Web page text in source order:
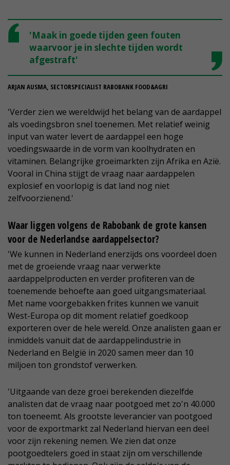
'Maak in goede tijden geen fouten
waarvoor je in slechte tijden wordt
afgestraft'
ARJAN AUSMA, SECTORSPECIALIST RABOBANK FOOD&AGRI
'Verder zien we wereldwijd het belang van de aardappel
als voedingsbron snel toenemen. Met relatief weinig
input van water levert de aardappel een hoge
voedingswaarde in de vorm van koolhydraten en
vitaminen. Belangrijke groeimarkten zijn Afrika en Azië.
Vooral in China stijgt de vraag naar aardappelen
explosief en voorlopig is dat land nog niet
zelfvoorzienend.'
Waar liggen volgens de Rabobank de grote kansen
voor de Nederlandse aardappelsector?
'We kunnen in Nederland enerzijds ons voordeel doen
met de groeiende vraag naar verwerkte
aardappelproducten en verder profiteren van de
toenemende behoefte aan goed uitgangsmateriaal.
Met name voorgebakken frites kunnen we vanuit
West-Europa op dit moment relatief goedkoop
exporteren over de hele wereld. Onze analisten gaan er
inmiddels vanuit dat de aardappelindustrie in
Nederland en België in 2020 samen meer dan 10
miljoen ton grondstof verwerken.
'Uitgaande van deze groei berekenden diezelfde
analisten dat de vraag naar pootgoed met zo'n 40.000
ton toeneemt. Als grootste leverancier van pootgoed
voor de exportmarkt zal Nederland hiervan een deel
voor zijn rekening nemen. We zien dat onze
pootgoedtelers goed in staat zijn om verschillende